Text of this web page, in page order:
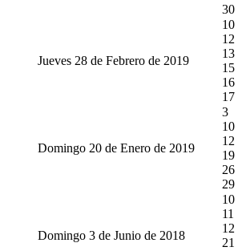
30
Jueves 28 de Febrero de 2019
10
12
13
15
16
17
Domingo 20 de Enero de 2019
3
10
12
19
26
29
Domingo 3 de Junio de 2018
10
11
12
21